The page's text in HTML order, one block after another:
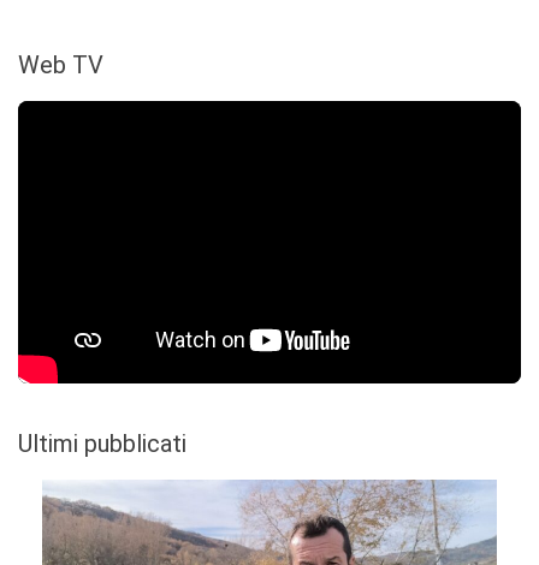
Web TV
Ultimi pubblicati